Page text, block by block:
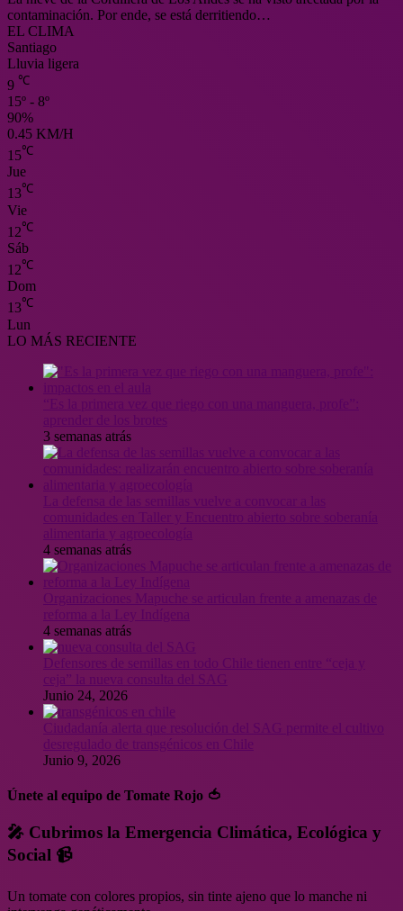
contaminación. Por ende, se está derritiendo…
EL CLIMA
Santiago
Lluvia ligera
9 ℃
15º - 8º
90%
0.45 KM/H
15℃
Jue
13℃
Vie
12℃
Sáb
12℃
Dom
13℃
Lun
LO MÁS RECIENTE
3 semanas atrás
4 semanas atrás
Organizaciones Mapuche se articulan frente a amenazas de
4 semanas atrás
ceja” la nueva consulta del SAG
Junio 24, 2026
Ciudadanía alerta que resolución del SAG permite el cultivo
desregulado de transgénicos en Chile
Junio 9, 2026
Únete al equipo de Tomate Rojo 🍅
🎤 Cubrimos la Emergencia Climática, Ecológica y
Social 📹
Un tomate con colores propios, sin tinte ajeno que lo manche ni